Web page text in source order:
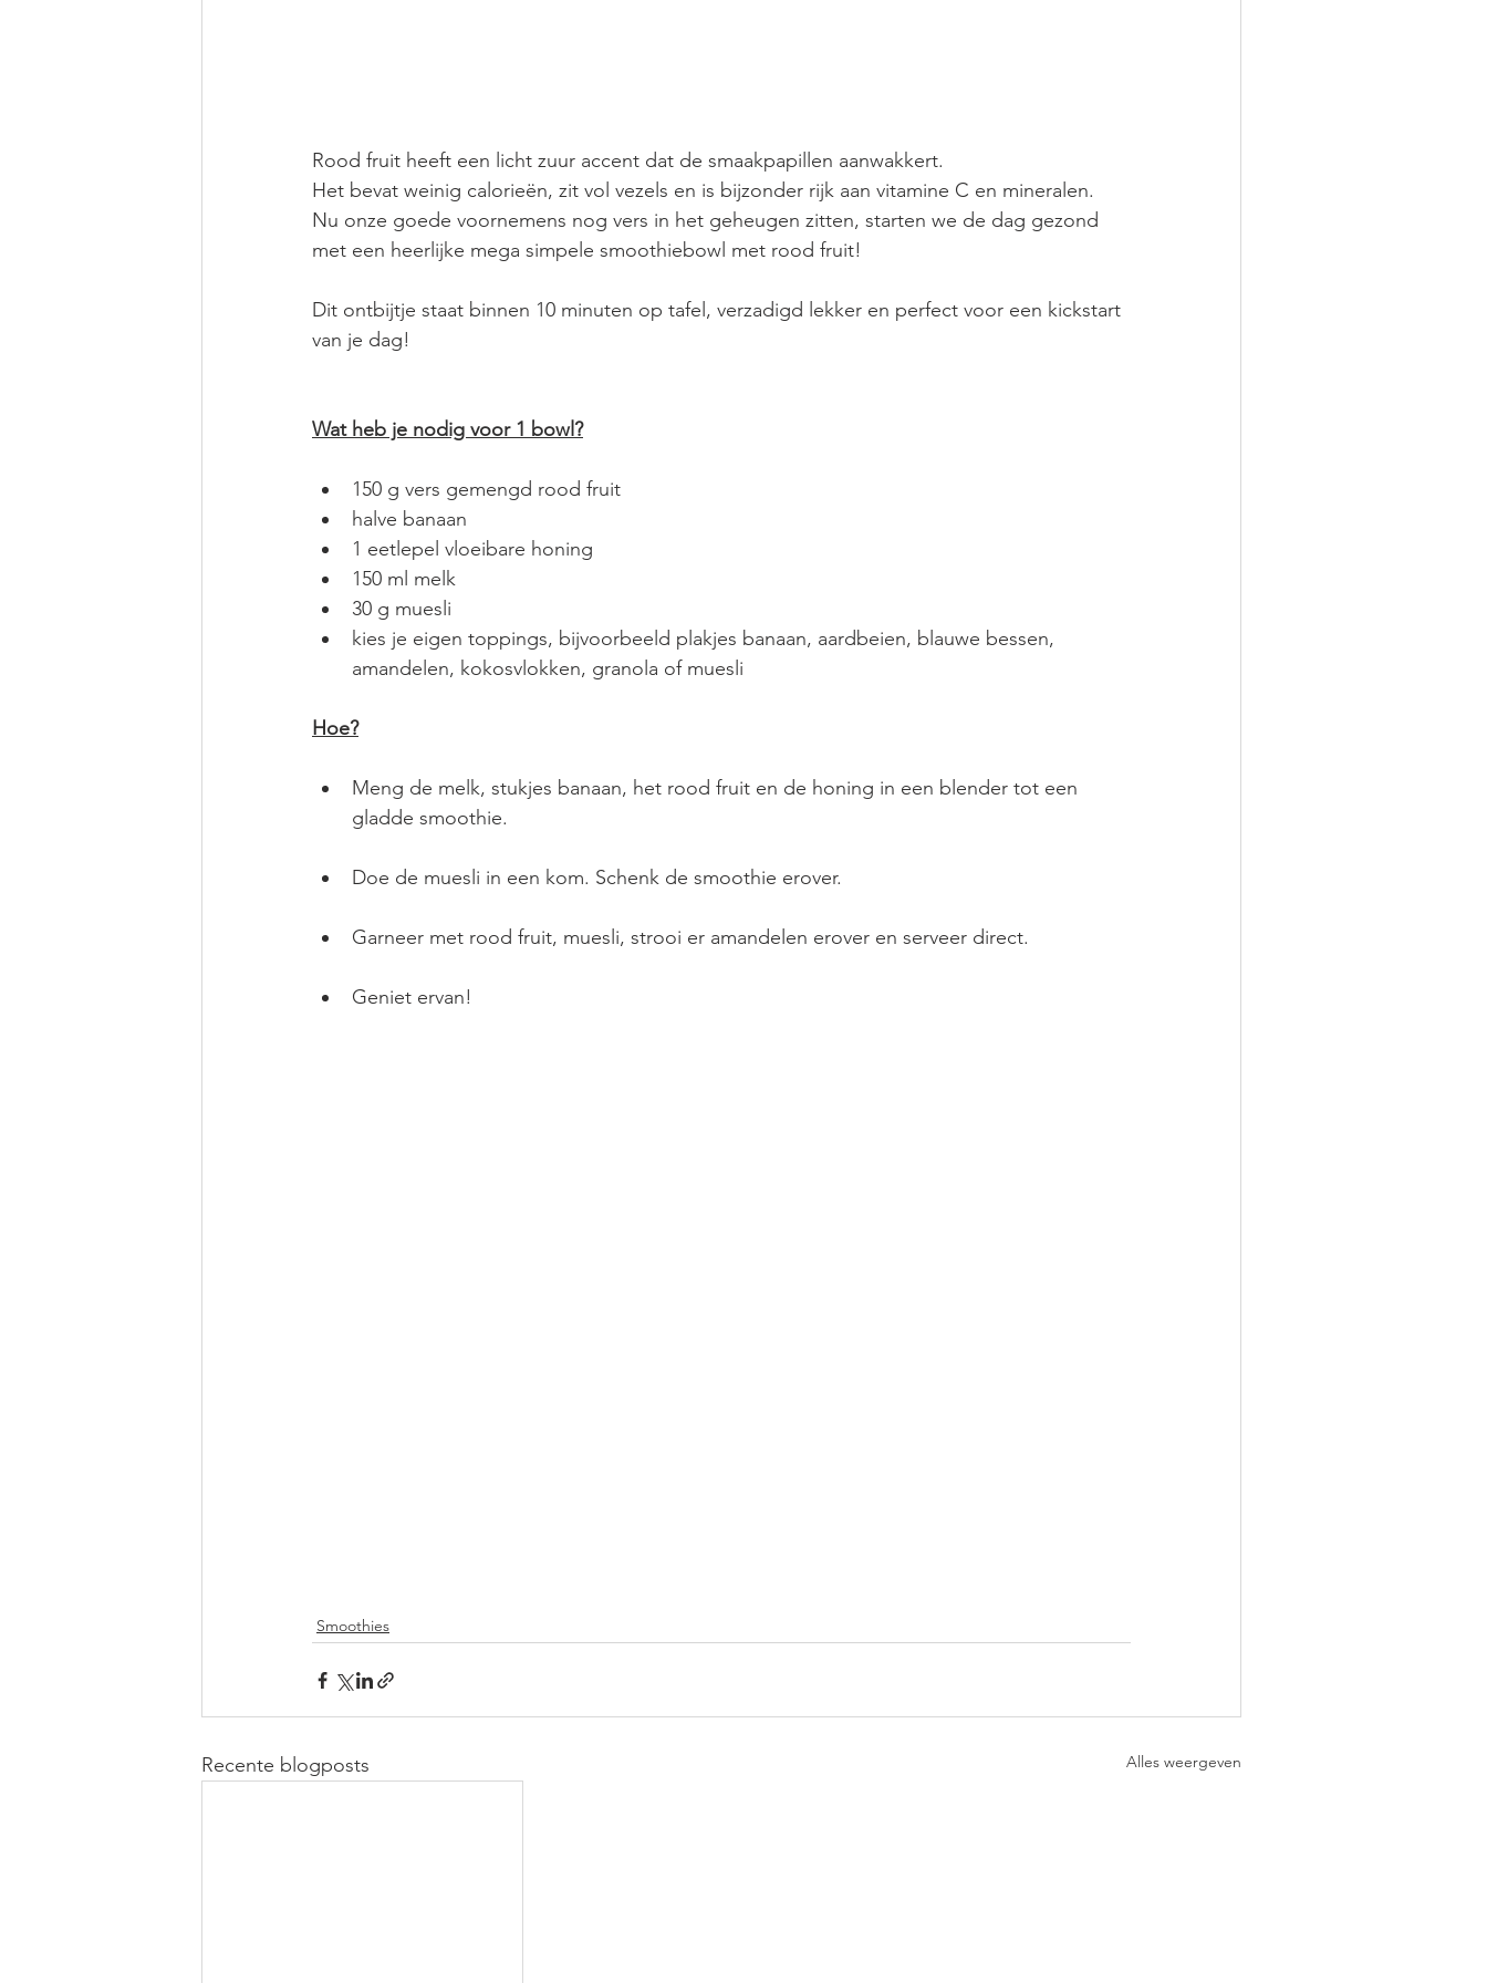
Rood fruit heeft een licht zuur accent dat de smaakpapillen aanwakkert.
Het bevat weinig calorieën, zit vol vezels en is bijzonder rijk aan vitamine C en mineralen.
Nu onze goede voornemens nog vers in het geheugen zitten, starten we de dag gezond
met een heerlijke mega simpele smoothiebowl met rood fruit!
Dit ontbijtje staat binnen 10 minuten op tafel, verzadigd lekker en perfect voor een kickstart
van je dag!
Wat heb je nodig voor 1 bowl?
150 g vers gemengd rood fruit
halve banaan
1 eetlepel vloeibare honing
150 ml melk
30 g muesli
kies je eigen toppings, bijvoorbeeld plakjes banaan, aardbeien, blauwe bessen,
amandelen, kokosvlokken, granola of muesli
Hoe?
Meng de melk, stukjes banaan, het rood fruit en de honing in een blender tot een
gladde smoothie.
Doe de muesli in een kom. Schenk de smoothie erover.
Garneer met rood fruit, muesli, strooi er amandelen erover en serveer direct.
Geniet ervan!
Smoothies
Recente blogposts Alles weergeven